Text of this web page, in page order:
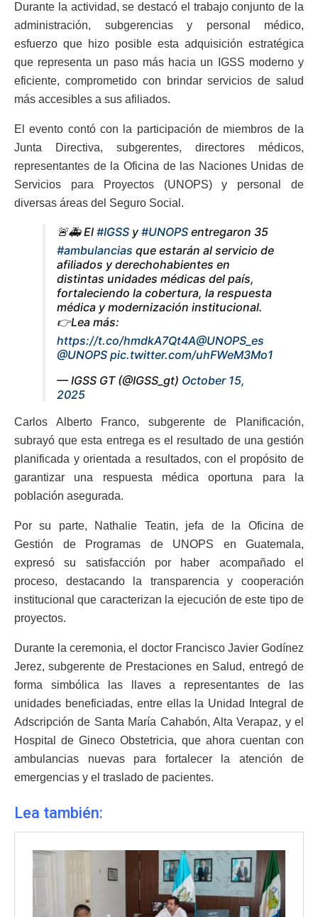
Durante la actividad, se destacó el trabajo conjunto de la
administración, subgerencias y personal médico,
esfuerzo que hizo posible esta adquisición estratégica
que representa un paso más hacia un IGSS moderno y
eficiente, comprometido con brindar servicios de salud
más accesibles a sus afiliados.
El evento contó con la participación de miembros de la
Junta Directiva, subgerentes, directores médicos,
representantes de la Oficina de las Naciones Unidas de
Servicios para Proyectos (UNOPS) y personal de
diversas áreas del Seguro Social.
🚨🚑 El #IGSS y #UNOPS entregaron 35
#ambulancias que estarán al servicio de
afiliados y derechohabientes en
distintas unidades médicas del país,
fortaleciendo la cobertura, la respuesta
médica y modernización institucional.
👉Lea más:
https://t.co/hmdkA7Qt4A@UNOPS_es
@UNOPS pic.twitter.com/uhFWeM3Mo1
— IGSS GT (@IGSS_gt) October 15,
2025
Carlos Alberto Franco, subgerente de Planificación,
subrayó que esta entrega es el resultado de una gestión
planificada y orientada a resultados, con el propósito de
garantizar una respuesta médica oportuna para la
población asegurada.
Por su parte, Nathalie Teatin, jefa de la Oficina de
Gestión de Programas de UNOPS en Guatemala,
expresó su satisfacción por haber acompañado el
proceso, destacando la transparencia y cooperación
institucional que caracterizan la ejecución de este tipo de
proyectos.
Durante la ceremonia, el doctor Francisco Javier Godínez
Jerez, subgerente de Prestaciones en Salud, entregó de
forma simbólica las llaves a representantes de las
unidades beneficiadas, entre ellas la Unidad Integral de
Adscripción de Santa María Cahabón, Alta Verapaz, y el
Hospital de Gineco Obstetricia, que ahora cuentan con
ambulancias nuevas para fortalecer la atención de
emergencias y el traslado de pacientes.
Lea también: